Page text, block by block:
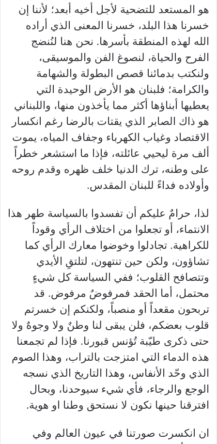
هو المستعد للتضحية لأجل أخيه أبعد؛ لأننا إن
خسرنا هذا البلد، خسرنا المعنى الذي أراده
الله لهذه المنطقة بأسرها. نحن هنا لنُنضج
الفرح والحياة، لنصوغ الفن والموسيقى،
ولنكتب بدمائنا قصص البطولة والشهامة
والكرامة؛ فلبنان هو الأرض الوحيدة التي
يعطيها أبناؤها أكثر مما يأخذون منها، واللبناني
هو ذاك الصابر الذي يقتات بالرضا رغم انكسار
الاقتصاد وغياب الكهرباء وجفاف المياه، يموت
ألف مرة ليحيي عائلته، فإذا ما استشعر خطراً
على وطنه، ترك الدنيا خلف ظهره وقدم روحه
وأولاده فداءً للبنان المقدس.
لذا، حرامٌ عليكم أن تفسدوا بالسياسة طهر هذا
الانتماء، أو تجعلوا من اختلاف الرأي وقوداً
للكراهية. تجادلوا وخوضوا معارك الرأي كما
تشاؤون، ولكن حين تنتهون، لتلتقِ الأيدي
وتتصافح القلوب؛ ففي السياسة كل شيءٍ
محتمل، أما الحقد فمرفوضٌ مرفوض. قد
تربحون مقعداً أو منصباً، ولكنكم إن خسرتم
قلوب بعضكم، فلن يبقى لنا وطنٌ ولا وجوهٌ ولا
حتى ذكرى طيّبة تُؤنس قبورنا. فإذا لم تجمعنا
هذه الدماء التي امتزجت بالتراب، وهذا الصوم
الذي وحّد الأنفاس، وهذا التاريخ الذي نسجه
الوجع والرجاء، فأي شيء سيوحدنا، وبحال
افترقنا حينها نكون لا نستحق وطنا او هوية.
ان انكسرت صورتنا في عيون العالم وفي